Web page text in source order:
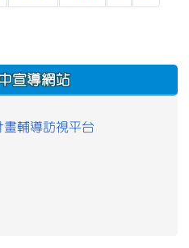
宣導網站
畫輔導訪視平台